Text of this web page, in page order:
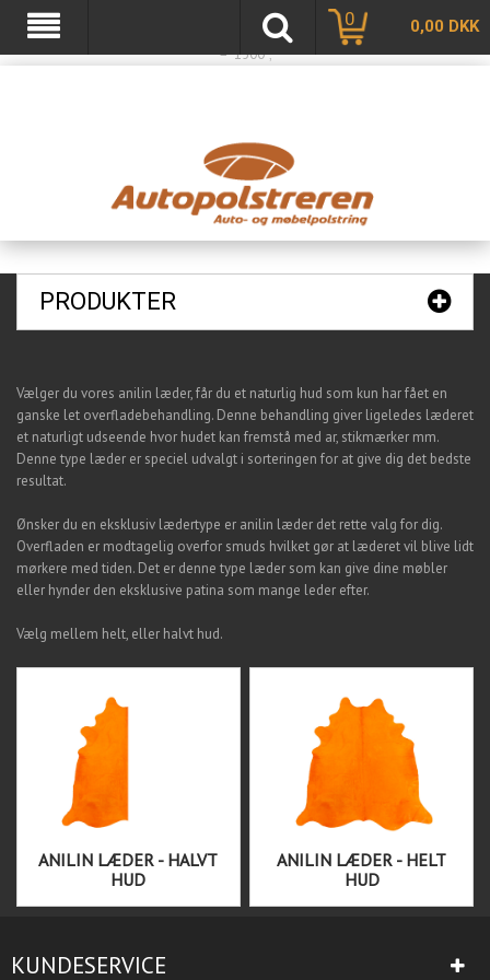
var basketTxt = "Hvis du handler varer for %%ShopMoreAmount%% kr. mere, får
du fragtfri levering"; var basketOkTxt = "Du får fragtfri levering!"; var ShippingLimit
= "1500";
0,00 DKK
0
PRODUKTER
Vælger du vores anilin læder, får du et naturlig hud som kun har fået en
ganske let overfladebehandling. Denne behandling giver ligeledes læderet
et naturligt udseende hvor hudet kan fremstå med ar, stikmærker mm.
Denne type læder er speciel udvalgt i sorteringen for at give dig det bedste
resultat.
Ønsker du en eksklusiv lædertype er anilin læder det rette valg for dig.
Overfladen er modtagelig overfor smuds hvilket gør at læderet vil blive lidt
mørkere med tiden. Det er denne type læder som kan give dine møbler
eller hynder den eksklusive patina som mange leder efter.
Vælg mellem helt, eller halvt hud.
ANILIN LÆDER - HALVT
HUD
ANILIN LÆDER - HELT
HUD
KUNDESERVICE